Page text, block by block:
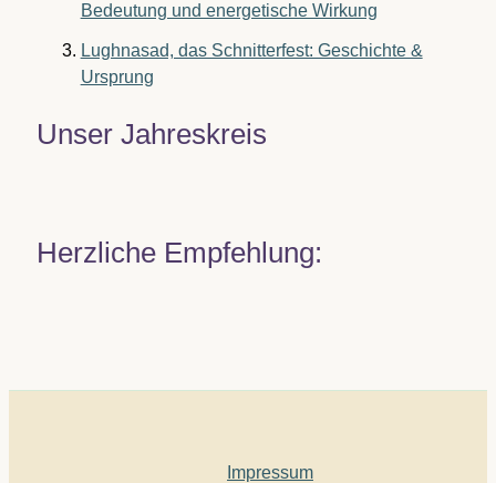
Bedeutung und energetische Wirkung
Lughnasad, das Schnitterfest: Geschichte &
Ursprung
Unser Jahreskreis
Herzliche Empfehlung:
Impressum